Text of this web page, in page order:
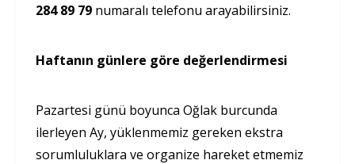
284 89 79 numaralı telefonu arayabilirsiniz.
Haftanın günlere göre değerlendirmesi
Pazartesi günü boyunca Oğlak burcunda
ilerleyen Ay, yüklenmemiz gereken ekstra
sorumluluklara ve organize hareket etmemiz